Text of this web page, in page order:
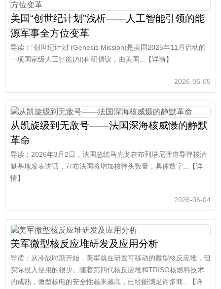
美国“创世纪计划”浅析——人工智能引领的能
源军事全方位变革
导读：“创世纪计划”(Genesis Mission)是美国2025年11月启动的
一项国家级人工智能(AI)科研倡议，由美国... 【详情】
2026-06-05
从凯旋级到无敌号——法国深海核威慑的静默
革命
导读：2026年3月2日，法国总统马克龙在布列塔尼弹道导弹核潜
艇基地发表讲话，宣布法国将增加核弹头数量，具体数字...
【详
情】
2026-06-04
美军微型核反应堆研发及应用分析
导读：从冷战时期开始，美军就在研发可移动的微型核反应堆，但
实际投入使用的很少。随着第四代核反应堆和TRISO核燃料技术
的成熟，微型核电的安全性越来越高，已经能满足许多商...
【详